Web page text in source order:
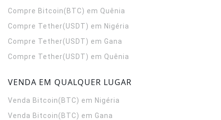
Compre Bitcoin(BTC) em Quênia
Compre Tether(USDT) em Nigéria
Compre Tether(USDT) em Gana
Compre Tether(USDT) em Quênia
VENDA EM QUALQUER LUGAR
Venda Bitcoin(BTC) em Nigéria
Venda Bitcoin(BTC) em Gana